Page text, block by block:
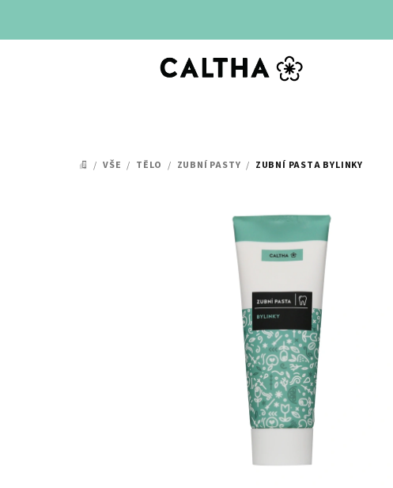
DOMŮ
/ VŠE / TĚLO / ZUBNÍ PASTY / ZUBNÍ PASTA BYLINKY